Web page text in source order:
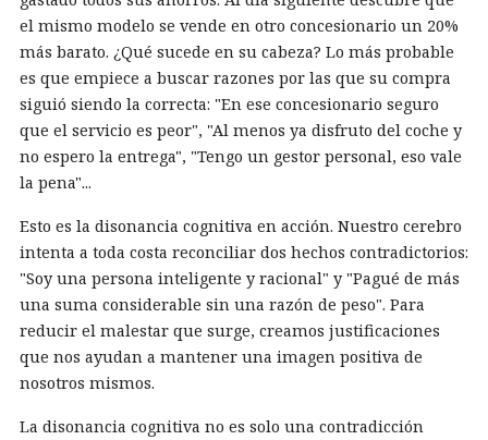
el mismo modelo se vende en otro concesionario un 20%
más barato. ¿Qué sucede en su cabeza? Lo más probable
es que empiece a buscar razones por las que su compra
siguió siendo la correcta: "En ese concesionario seguro
que el servicio es peor", "Al menos ya disfruto del coche y
no espero la entrega", "Tengo un gestor personal, eso vale
la pena"...
Esto es la disonancia cognitiva en acción. Nuestro cerebro
intenta a toda costa reconciliar dos hechos contradictorios:
"Soy una persona inteligente y racional" y "Pagué de más
una suma considerable sin una razón de peso". Para
reducir el malestar que surge, creamos justificaciones
que nos ayudan a mantener una imagen positiva de
nosotros mismos.
La disonancia cognitiva no es solo una contradicción